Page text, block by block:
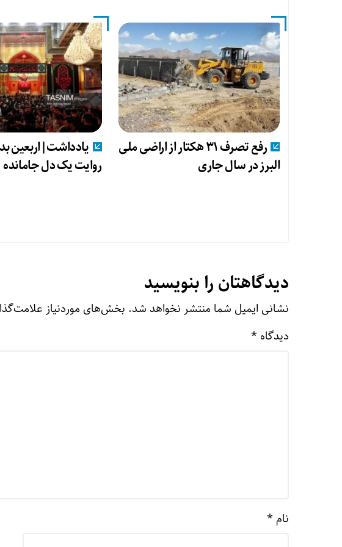
رفع تصرف ۳۱ هکتار از اراضی ملی
البرز در سال جاری
یادداشت|اربعین
روایت یک دل جامانده
دیدگاهتان را بنویسید
نشانی ایمیل شما منتشر نخواهد شد. بخش‌های موردنیاز
دیدگاه *
نام *